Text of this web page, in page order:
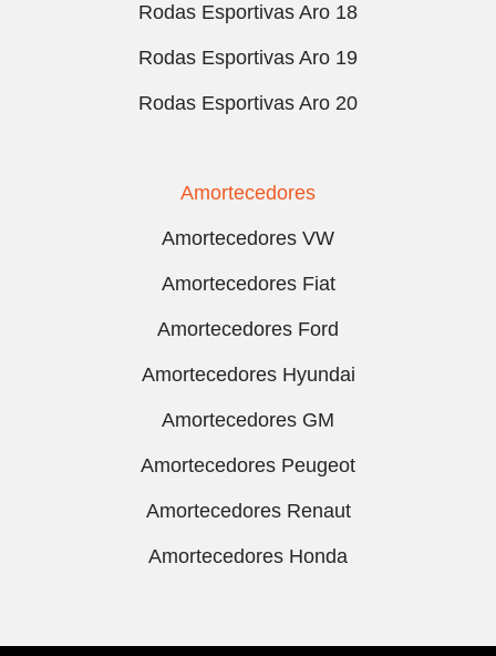
Rodas Esportivas Aro 18
Rodas Esportivas Aro 19
Rodas Esportivas Aro 20
Amortecedores
Amortecedores VW
Amortecedores Fiat
Amortecedores Ford
Amortecedores Hyundai
Amortecedores GM
Amortecedores Peugeot
Amortecedores Renaut
Amortecedores Honda